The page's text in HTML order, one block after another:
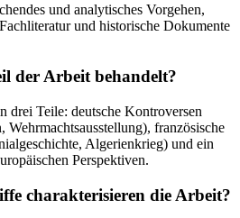
und analytisches Vorgehen,
und historische Dokumente
der Arbeit behandelt?
drei Teile: deutsche Kontroversen
französische
Algerienkrieg) und ein
Perspektiven.
charakterisieren die Arbeit?